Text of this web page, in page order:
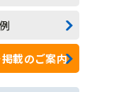
一覧
載のご案内